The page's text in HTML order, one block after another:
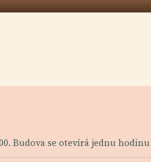
Budova se otevírá jednu